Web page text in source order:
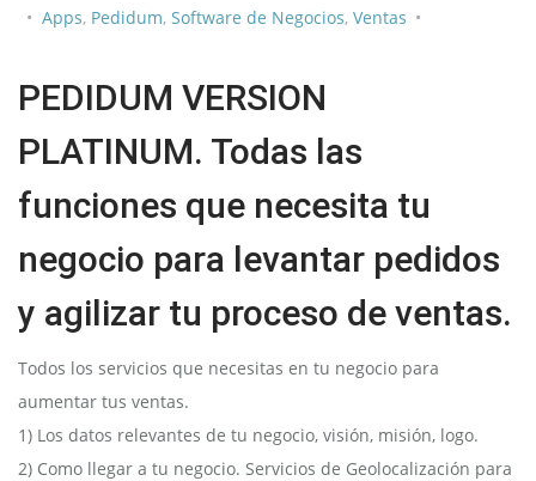
Apps, Pedidum, Software de Negocios, Ventas
PEDIDUM VERSION
PLATINUM. Todas las
funciones que necesita tu
negocio para levantar pedidos
y agilizar tu proceso de ventas.
Todos los servicios que necesitas en tu negocio para
aumentar tus ventas.
1) Los datos relevantes de tu negocio, visión, misión, logo.
2) Como llegar a tu negocio. Servicios de Geolocalización para